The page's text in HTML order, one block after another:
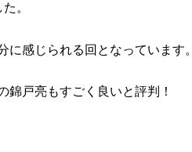
。
感じられる回となっています。
錦戸亮もすごく良いと評判！